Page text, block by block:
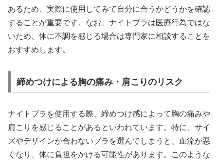
あるため、実際に使用してみて自分に合うかどうかを確認
することが重要です。なお、ナイトブラは医療行為ではな
いため、体に不調を感じる場合は専門家に相談することを
おすすめします。
締めつけによる胸の痛み・肩こりのリスク
ナイトブラを使用する際、締めつけ感によって胸の痛みや
肩こりを感じることがあるといわれています。特に、サイ
ズやデザインが合わないブラを選んでしまうと、血流が悪
くなり、体に負担をかける可能性があります。このような